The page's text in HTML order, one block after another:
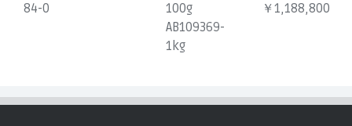
84-0
100g
AB109369-
1kg
￥1,188,800